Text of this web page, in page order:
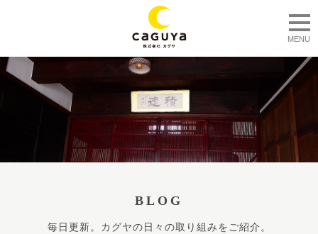
MENU
BLOG
毎日更新。カグヤの日々の取り組みをご紹介。